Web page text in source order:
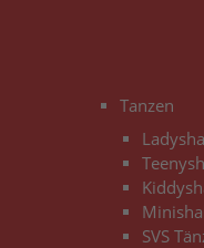
Tanzen
SVS